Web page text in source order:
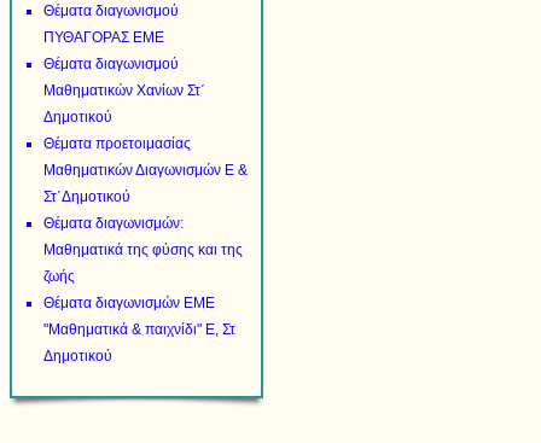
Θέματα διαγωνισμού
ΠΥΘΑΓΟΡΑΣ ΕΜΕ
Θέματα διαγωνισμού
Μαθηματικών Χανίων Στ΄
Δημοτικού
Θέματα προετοιμασίας
Μαθηματικών Διαγωνισμών Ε &
Στ΄Δημοτικού
Θέματα διαγωνισμών:
Μαθηματικά της φύσης και της
ζωής
Θέματα διαγωνισμών ΕΜΕ
"Μαθηματικά & παιχνίδι" Ε, Στ
Δημοτικού